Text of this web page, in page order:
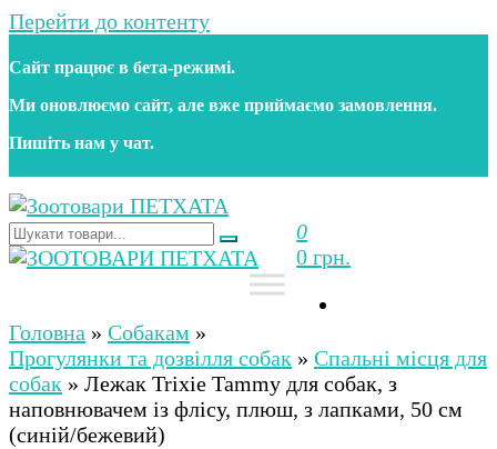
Перейти до контенту
Сайт працює в бета‑режимі.
Ми оновлюємо сайт, але вже приймаємо замовлення.
Пишіть нам у чат.
Зоотовари ПЕТХАТА
Зоомагазин для собак та котів | Корм, іграшки,
аксесуари та догляд за тваринами. Доставка по
0
0 грн.
Зоомагазин для собак та котів | Корм, іграшки,
аксесуари та догляд за тваринами. Доставка по
Україні
Головна » Собакам »
Прогулянки та дозвілля собак » Спальні місця для
собак » Лежак Trixie Tammy для собак, з
наповнювачем із флісу, плюш, з лапками, 50 см
(синій/бежевий)